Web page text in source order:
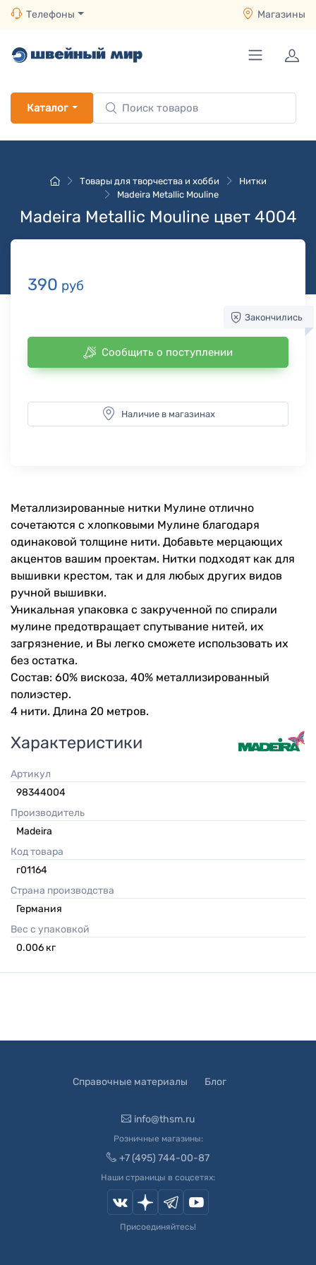
Телефоны Магазины
Каталог
Товары для творчества и хобби
Нитки
Madeira Metallic Mouline
Madeira Metallic Mouline цвет 4004
390 руб
Закончились
Сообщить о поступлении
Наличие в магазинах
Металлизированные нитки Мулине отлично
сочетаются с хлопковыми Мулине благодаря
одинаковой толщине нити. Добавьте мерцающих
акцентов вашим проектам. Нитки подходят как для
вышивки крестом, так и для любых других видов
ручной вышивки.
Уникальная упаковка с закрученной по спирали
мулине предотвращает спутывание нитей, их
загрязнение, и Вы легко сможете использовать их
без остатка.
Состав: 60% вискоза, 40% металлизированный
полиэстер.
4 нити. Длина 20 метров.
Характеристики
Артикул
98344004
Производитель
Madeira
Код товара
г01164
Страна производства
Германия
Вес с упаковкой
0.006 кг
Справочные материалы Блог
info@thsm.ru
Розничные магазины:
+7 (495) 744-00-87
Наши страницы в соцсетях:
Присоединяйтесь!